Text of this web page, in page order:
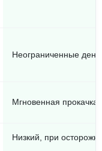
Неограниченные
Мгновенная прокачка,
Низкий, при